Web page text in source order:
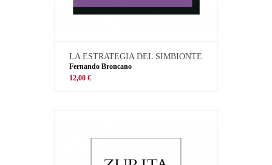
LA ESTRATEGIA DEL SIMBIONTE
Fernando Broncano
12,00 €